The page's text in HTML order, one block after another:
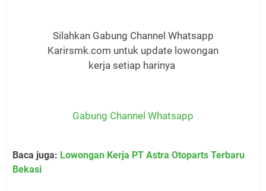
Silahkan Gabung Channel Whatsapp
Karirsmk.com untuk update lowongan
kerja setiap harinya
Gabung Channel Whatsapp
Baca juga: Lowongan Kerja PT Astra Otoparts Terbaru
Bekasi